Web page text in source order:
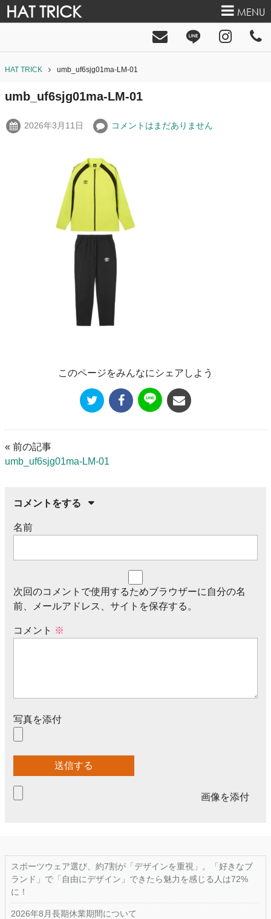
HAT TRICK MENU
HAT TRICK umb_uf6sjg01ma-LM-01
umb_uf6sjg01ma-LM-01
2026年3月11日 コメントはまだありません
このページをみんなにシェアしよう
« 前の記事
umb_uf6sjg01ma-LM-01
コメントをする
名前
次回のコメントで使用するためブラウザーに自分の名
前、メールアドレス、サイトを保存する。
コメント ※
写真を添付
画像を添付
スポーツウェア選び、約7割が「デザインを重視」。「好きなブ
ランド」で「自由にデザイン」できたら魅力を感じる人は72%
に！
2026年8月長期休業期間について